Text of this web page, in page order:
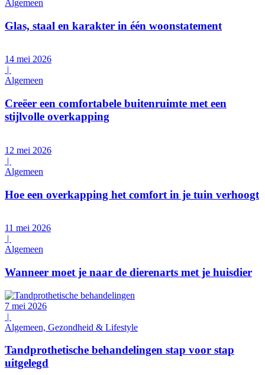
Algemeen
Glas, staal en karakter in één woonstatement
14 mei 2026
|
Algemeen
Creëer een comfortabele buitenruimte met een
stijlvolle overkapping
12 mei 2026
|
Algemeen
Hoe een overkapping het comfort in je tuin verhoogt
11 mei 2026
|
Algemeen
Wanneer moet je naar de dierenarts met je huisdier
7 mei 2026
|
Algemeen, Gezondheid & Lifestyle
Tandprothetische behandelingen stap voor stap
uitgelegd